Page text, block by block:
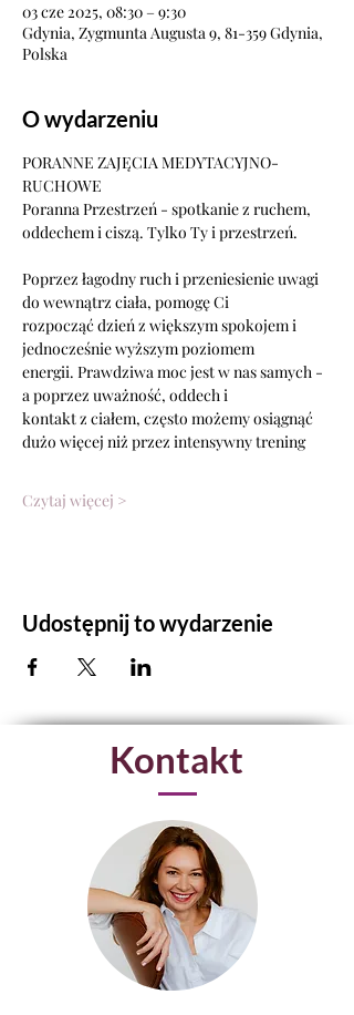
03 cze 2025, 08:30 – 9:30
Gdynia, Zygmunta Augusta 9, 81-359 Gdynia,
Polska
O wydarzeniu
PORANNE ZAJĘCIA MEDYTACYJNO-
RUCHOWE
Poranna Przestrzeń - spotkanie z ruchem,
oddechem i ciszą. Tylko Ty i przestrzeń.
Poprzez łagodny ruch i przeniesienie uwagi
do wewnątrz ciała, pomogę Ci
rozpocząć dzień z większym spokojem i
jednocześnie wyższym poziomem
energii. Prawdziwa moc jest w nas samych -
a poprzez uważność, oddech i
kontakt z ciałem, często możemy osiągnąć
dużo więcej niż przez intensywny trening
Czytaj więcej >
Udostępnij to wydarzenie
Kontakt